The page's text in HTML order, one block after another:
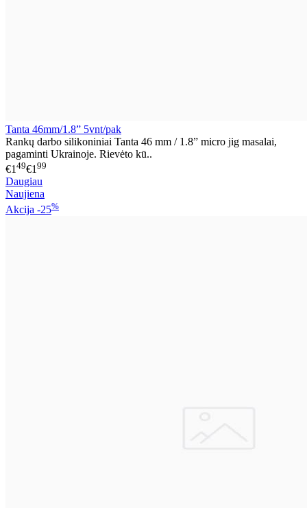
Tanta 46mm/1.8” 5vnt/pak
Rankų darbo silikoniniai Tanta 46 mm / 1.8” micro jig masalai,
pagaminti Ukrainoje. Rievėto kū..
€149€199
Daugiau
Naujiena
Akcija -25%